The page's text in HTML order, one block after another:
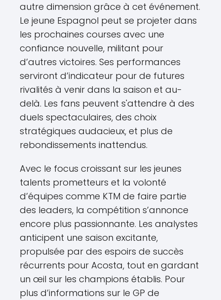
autre dimension grâce à cet événement.
Le jeune Espagnol peut se projeter dans
les prochaines courses avec une
confiance nouvelle, militant pour
d’autres victoires. Ses performances
serviront d’indicateur pour de futures
rivalités à venir dans la saison et au-
delà. Les fans peuvent s'attendre à des
duels spectaculaires, des choix
stratégiques audacieux, et plus de
rebondissements inattendus.
Avec le focus croissant sur les jeunes
talents prometteurs et la volonté
d’équipes comme KTM de faire partie
des leaders, la compétition s’annonce
encore plus passionnante. Les analystes
anticipent une saison excitante,
propulsée par des espoirs de succès
récurrents pour Acosta, tout en gardant
un œil sur les champions établis. Pour
plus d’informations sur le GP de